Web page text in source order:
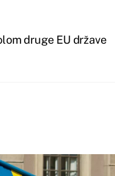
druge EU države